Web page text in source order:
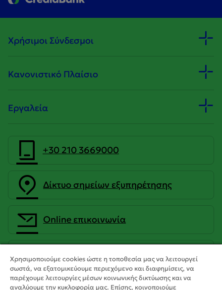
Χρήσιμοι Σύνδεσμοι
Κανονιστικό Πλαίσιο
Εργαλεία
+30 210 3669000
Δίκτυο σημείων εξυπηρέτησης
Οnline επικοινωνία
CrediaBank Ανώνυμη Τραπεζική
Εταιρεία
Χρησιμοποιούμε cookies ώστε η τοποθεσία μας να λειτουργεί
σωστά, να εξατομικεύουμε περιεχόμενο και διαφημίσεις, να
παρέχουμε λειτουργίες μέσων κοινωνικής δικτύωσης και να
αναλύουμε την κυκλοφορία μας. Επίσης, κοινοποιούμε